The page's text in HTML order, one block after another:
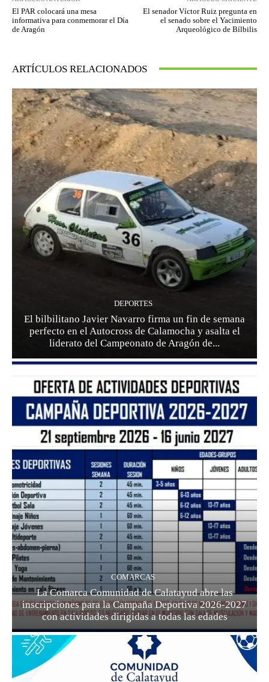
El PAR colocará una mesa
informativa para conmemorar el Día
de Aragón
El senador Víctor Ruiz pregunta en
el senado sobre el Yacimiento
Arqueológico de Bílbilis
ARTÍCULOS RELACIONADOS
DEPORTES
El bilbilitano Javier Navarro firma un fin de semana
perfecto en el Autocross de Calamocha y asalta el
liderato del Campeonato de Aragón de...
COMARCAS
La Comarca Comunidad de Calatayud abre las
inscripciones para la Campaña Deportiva 2026-2027
con actividades dirigidas a todas las edades